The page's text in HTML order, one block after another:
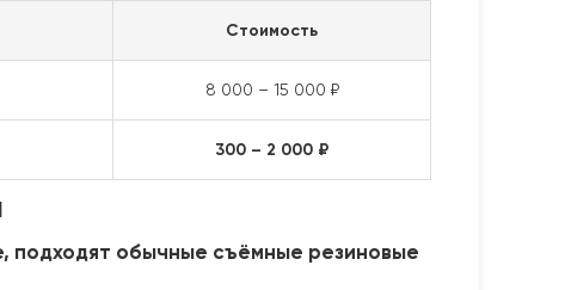
Стоимость
8 000 – 15 000 ₽
300 – 2 000 ₽
подходят обычные съёмные резиновые